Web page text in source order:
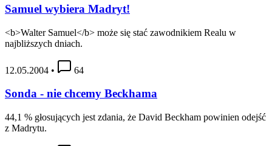
Samuel wybiera Madryt!
<b>Walter Samuel</b> może się stać zawodnikiem Realu w
najbliższych dniach.
12.05.2004 • 64
Sonda - nie chcemy Beckhama
44,1 % głosujących jest zdania, że David Beckham powinien odejść
z Madrytu.